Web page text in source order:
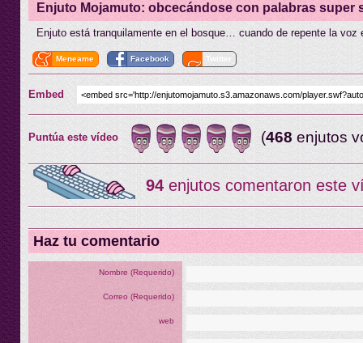
Enjuto Mojamuto: obcecándose con palabras super
Enjuto está tranquilamente en el bosque… cuando de repente la voz
Meneame Facebook Twitter
Embed
Puntúa este vídeo (468 enjutos
94 enjutos comentaron este
Haz tu comentario
Nombre (Requerido)
Correo (Requerido)
web